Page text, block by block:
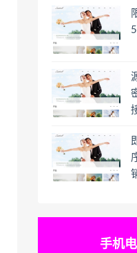
手机